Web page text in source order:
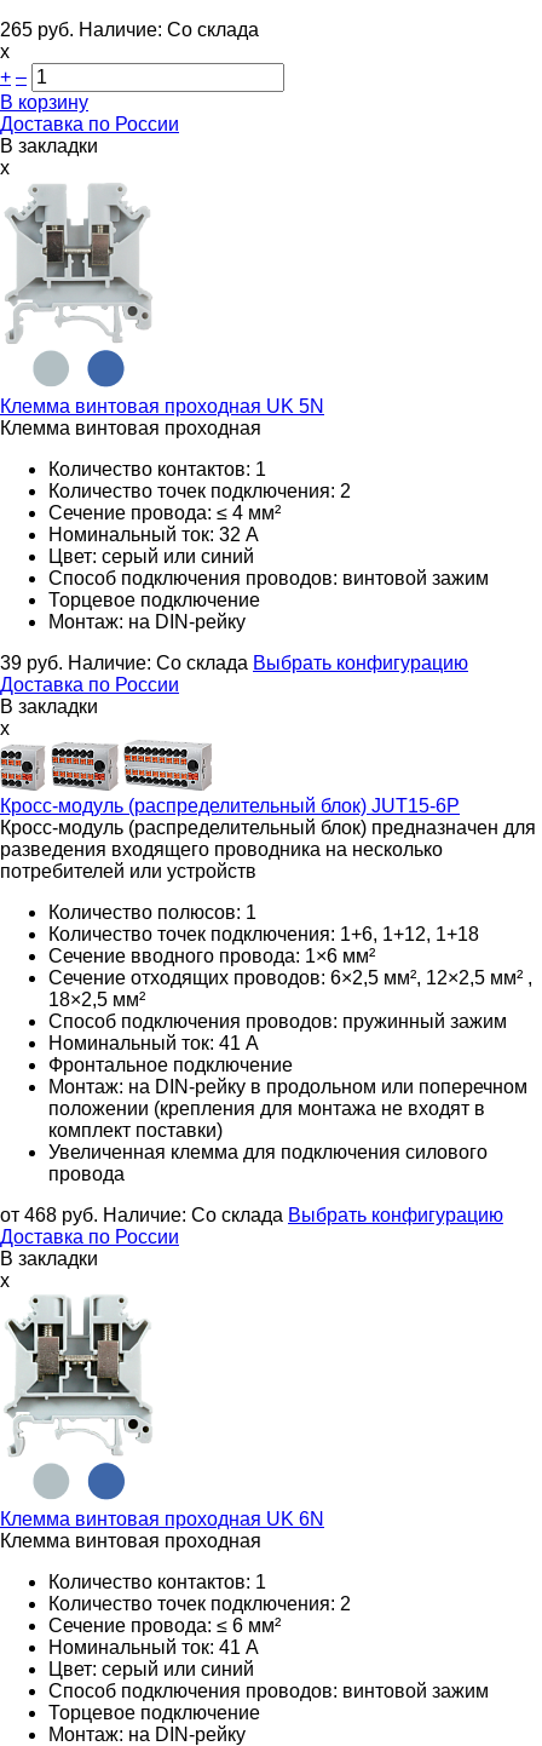
265 руб. Наличие: Со склада
х
+ –
В корзину
Доставка по России
В закладки
x
Клемма винтовая проходная UK 5N
Клемма винтовая проходная
Количество контактов: 1
Количество точек подключения: 2
Сечение провода: ≤ 4 мм²
Номинальный ток: 32 А
Цвет: серый или синий
Способ подключения проводов: винтовой зажим
Торцевое подключение
Монтаж: на DIN-рейку
39 руб. Наличие: Со склада Выбрать конфигурацию
Доставка по России
В закладки
x
Кросс-модуль (распределительный блок) JUT15-6P
Кросс-модуль (распределительный блок) предназначен для
разведения входящего проводника на несколько
потребителей или устройств
Количество полюсов: 1
Количество точек подключения: 1+6, 1+12, 1+18
Сечение вводного провода: 1×6 мм²
Сечение отходящих проводов: 6×2,5 мм², 12×2,5 мм² ,
18×2,5 мм²
Способ подключения проводов: пружинный зажим
Номинальный ток: 41 А
Фронтальное подключение
Монтаж: на DIN-рейку в продольном или поперечном
положении (крепления для монтажа не входят в
комплект поставки)
Увеличенная клемма для подключения силового
провода
от 468 руб. Наличие: Со склада Выбрать конфигурацию
Доставка по России
В закладки
x
Клемма винтовая проходная UK 6N
Клемма винтовая проходная
Количество контактов: 1
Количество точек подключения: 2
Сечение провода: ≤ 6 мм²
Номинальный ток: 41 А
Цвет: серый или синий
Способ подключения проводов: винтовой зажим
Торцевое подключение
Монтаж: на DIN-рейку